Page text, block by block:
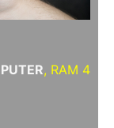
, RAM 4